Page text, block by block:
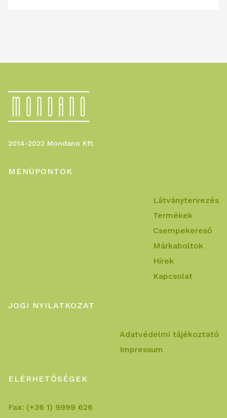
2014-2022 Mondano Kft.
MENÜPONTOK
Látványtervezés
Termékek
Csempekereső
Márkaboltok
Hírek
Kapcsolat
JOGI NYILATKOZAT
Adatvédelmi tájékoztató
Impressum
ELÉRHETŐSÉGEK
Fax: (+36 1) 9999 626